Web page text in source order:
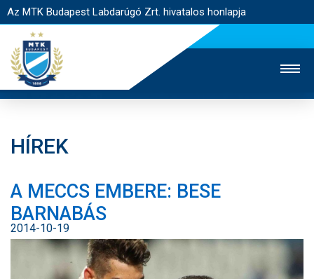
Az MTK Budapest Labdarúgó Zrt. hivatalos honlapja
JEGYÉRTÉKESÍTÉS
WEBSHOP
EGYESÜLET
NYITÓLAP
HÍREK
A MECCS EMBERE: BESE
BARNABÁS
2014-10-19